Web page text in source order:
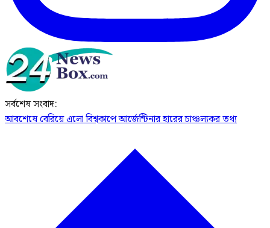
সর্বশেষ সংবাদ:
আবশেষে বেরিয়ে এলো বিশ্বকাপে আর্জেন্টিনার হারের চাঞ্চল্যকর তথ্য